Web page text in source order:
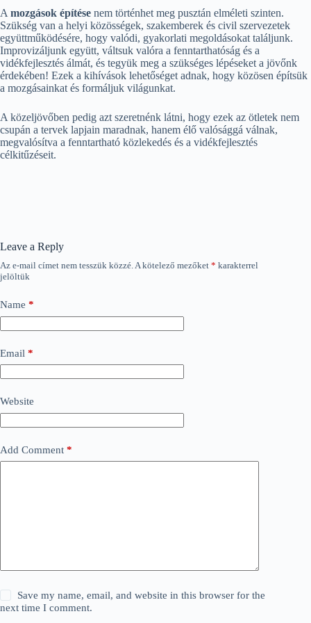
Amozgások építése nem történhet meg pusztán elméleti szinten.
Szükség van a helyi közösségek, szakemberek és civil szervezetek
együttműködésére, hogy valódi, gyakorlati megoldásokat találjunk.
Improvizáljunk együtt, váltsuk valóra a fenntarthatóság és a
vidékfejlesztés álmát, és tegyük meg a szükséges lépéseket a jövőnk
érdekében! Ezek a kihívások lehetőséget adnak, hogy közösen építsük
a mozgásainkat és formáljuk világunkat.
A közeljövőben pedig azt szeretnénk látni, hogy ezek az ötletek nem
csupán a tervek lapjain maradnak, hanem élő valósággá válnak,
megvalósítva a fenntartható közlekedés és a vidékfejlesztés
célkitűzéseit.
Leave a Reply
Az e-mail címet nem tesszük közzé.A kötelező mezőket * karakterrel
jelöltük
Name *
Email *
Website
Add Comment *
Save my name, email, and website in this browser for the
next time I comment.